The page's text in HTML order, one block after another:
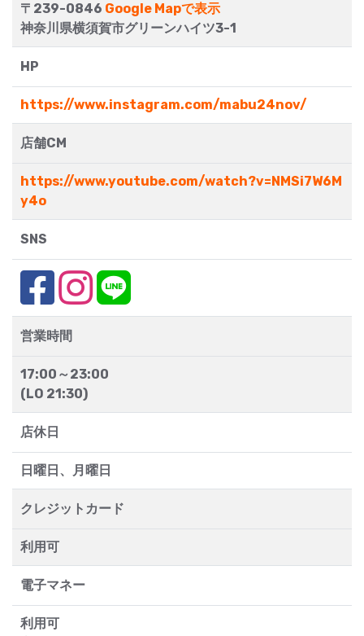
〒239-0846 Google Mapで表示
神奈川県横須賀市グリーンハイツ3-1
HP
https://www.instagram.com/mabu24nov/
店舗CM
https://www.youtube.com/watch?v=NMSi7W6M
y4o
SNS
営業時間
17:00～23:00
(LO 21:30)
店休日
日曜日、月曜日
クレジットカード
利用可
電子マネー
利用可